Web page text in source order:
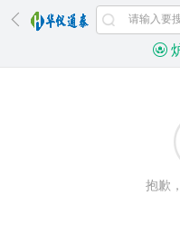
抱歉